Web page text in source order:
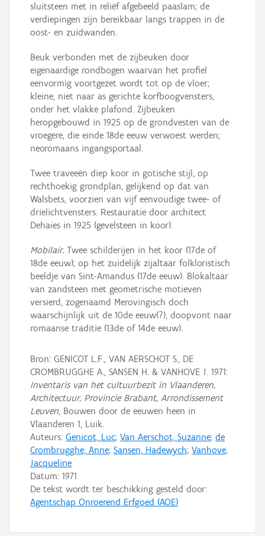
sluitsteen met in reliëf afgebeeld paaslam; de
verdiepingen zijn bereikbaar langs trappen in de
oost- en zuidwanden.
Beuk verbonden met de zijbeuken door
eigenaardige rondbogen waarvan het profiel
eenvormig voortgezet wordt tot op de vloer;
kleine, niet naar as gerichte korfboogvensters,
onder het vlakke plafond. Zijbeuken
heropgebouwd in 1925 op de grondvesten van de
vroegere, die einde 18de eeuw verwoest werden;
neoromaans ingangsportaal.
Twee traveeën diep koor in gotische stijl, op
rechthoekig grondplan, gelijkend op dat van
Walsbets, voorzien van vijf eenvoudige twee- of
drielichtvensters. Restauratie door architect
Dehaies in 1925 (gevelsteen in koor).
Mobilair. Twee schilderijen in het koor (17de of
18de eeuw); op het zuidelijk zijaltaar folkloristisch
beeldje van Sint-Amandus (17de eeuw). Blokaltaar
van zandsteen met geometrische motieven
versierd, zogenaamd Merovingisch doch
waarschijnlijk uit de 10de eeuw(?), doopvont naar
romaanse traditie (13de of 14de eeuw).
Bron: GENICOT L.F., VAN AERSCHOT S., DE
CROMBRUGGHE A., SANSEN H. & VANHOVE J. 1971:
Inventaris van het cultuurbezit in Vlaanderen,
Architectuur, Provincie Brabant, Arrondissement
Leuven, Bouwen door de eeuwen heen in
Vlaanderen 1, Luik.
Auteurs: Genicot, Luc; Van Aerschot, Suzanne; de
Crombrugghe, Anne; Sansen, Hadewych; Vanhove,
Jacqueline
Datum: 1971
De tekst wordt ter beschikking gesteld door:
Agentschap Onroerend Erfgoed (AOE)